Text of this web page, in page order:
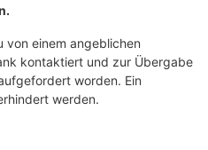
von einem angeblichen
kontaktiert und zur Übergabe
worden. Ein
werden.